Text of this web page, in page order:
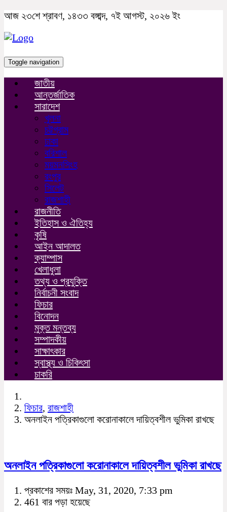
আজ ২৩শে শ্রাবণ, ১৪৩৩ বঙ্গাব্দ, ৭ই আগস্ট, ২০২৬ ইং
Toggle navigation
জাতীয়
আন্তর্জাতিক
সারাদেশ
খুলনা
চট্টগ্রাম
ঢাকা
বরিশাল
ময়মনসিংহ
রংপুর
সিলেট
রাজশাহী
রাজনীতি
ইতিহাস ও ঐতিহ্য
কৃষি
আইন আদালত
ক্যাম্পাস
খেলাধুলা
তথ্য ও প্রযুক্তি
নির্বাচনী সংবাদ
ফিচার
বিনোদন
মুক্ত মন্তব্য
সম্পাদকীয়
সাক্ষাৎকার
স্বাস্থ্য ও চিকিৎসা
চাকরি
ফিচার, রাজশাহী
অনলাইন পত্রিকাগুলো করোনাকালে দায়িত্বশীল ভুমিকা রাখছে
অনলাইন পত্রিকাগুলো করোনাকালে দায়িত্বশীল ভুমিকা রাখছে
প্রকাশের সময়ঃ May, 31, 2020, 7:33 pm
461 বার পড়া হয়েছে